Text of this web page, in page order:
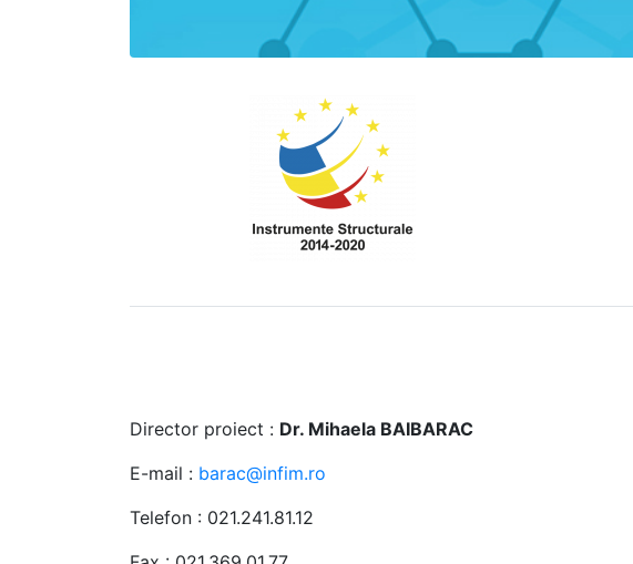
Director proiect : Dr. Mihaela BAIBARAC
E-mail : barac@infim.ro
Telefon : 021.241.81.12